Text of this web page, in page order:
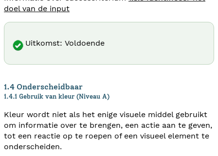
doel van de input
Uitkomst: Voldoende
1.4 Onderscheidbaar
1.4.1 Gebruik van kleur (Niveau A)
Kleur wordt niet als het enige visuele middel gebruikt
om informatie over te brengen, een actie aan te geven,
tot een reactie op te roepen of een visueel element te
onderscheiden.